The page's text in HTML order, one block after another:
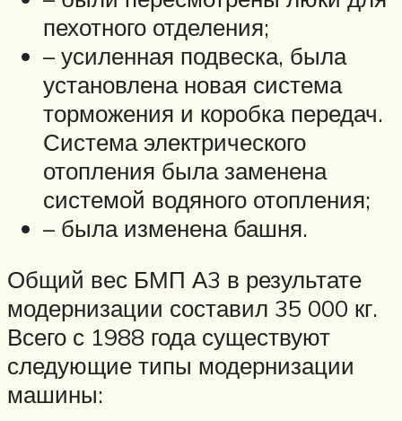
пехотного отделения;
– усиленная подвеска, была
установлена новая система
торможения и коробка передач.
Система электрического
отопления была заменена
системой водяного отопления;
– была изменена башня.
Общий вес БМП А3 в результате
модернизации составил 35 000 кг.
Всего с 1988 года существуют
следующие типы модернизации
машины: